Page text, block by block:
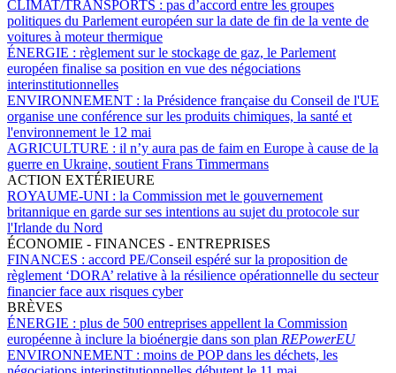
CLIMAT/TRANSPORTS : pas d’accord entre les groupes
politiques du Parlement européen sur la date de fin de la vente de
voitures à moteur thermique
ÉNERGIE : règlement sur le stockage de gaz, le Parlement
européen finalise sa position en vue des négociations
interinstitutionnelles
ENVIRONNEMENT : la Présidence française du Conseil de l'UE
organise une conférence sur les produits chimiques, la santé et
l'environnement le 12 mai
AGRICULTURE : il n’y aura pas de faim en Europe à cause de la
guerre en Ukraine, soutient Frans Timmermans
ACTION EXTÉRIEURE
ROYAUME-UNI : la Commission met le gouvernement
britannique en garde sur ses intentions au sujet du protocole sur
l'Irlande du Nord
ÉCONOMIE - FINANCES - ENTREPRISES
FINANCES : accord PE/Conseil espéré sur la proposition de
règlement ‘DORA’ relative à la résilience opérationnelle du secteur
financier face aux risques cyber
BRÈVES
ÉNERGIE : plus de 500 entreprises appellent la Commission
européenne à inclure la bioénergie dans son plan REPowerEU
ENVIRONNEMENT : moins de POP dans les déchets, les